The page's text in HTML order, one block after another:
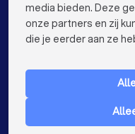
Cv- en
Cv- en
Cv- en
Cv- en
VOOR PARTICULIEREN
Nederland
media bieden. Deze
onze partners en zij
die je eerder aan ze